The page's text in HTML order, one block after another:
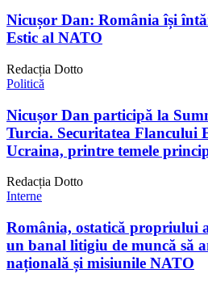
Nicușor Dan: România își
Estic al NATO
Redacția Dotto
Politică
Nicușor Dan participă la
Turcia. Securitatea Flancului
Ucraina, printre temele
Redacția Dotto
Interne
România, ostatică propriului
un banal litigiu de muncă să
națională și misiunile NATO